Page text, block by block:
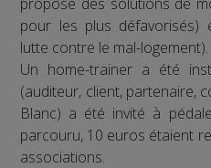
pour les plus défavorisés)
lutte contre le mal-logement).
Un home-trainer a été
(auditeur, client, partenaire,
Blanc) a été invité à
parcouru, 10 euros étaient
associations.